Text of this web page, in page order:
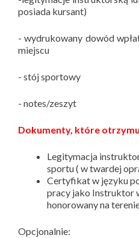
posiada kursant)
- wydrukowany dowód
miejscu
- stój sportowy
- notes/zeszyt
Dokumenty, które
Legitymacja
sportu ( w twardej
Certyfikat w języku
pracy jako Instruktor
honorowany na
Opcjonalnie: